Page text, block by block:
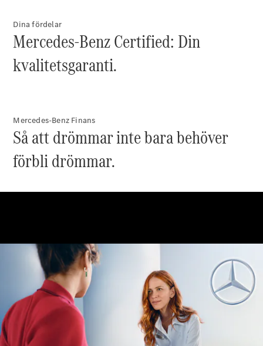
Dina fördelar
Mercedes-Benz Certified: Din
kvalitetsgaranti.
Mercedes-Benz Finans
Så att drömmar inte bara behöver
förbli drömmar.